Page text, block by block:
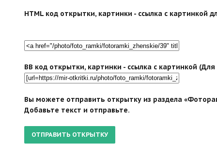
HTML код открытки, картинки - ссылка с картинкой
BB код открытки, картинки - ссылка с картинкой
Вы можете отправить открытку из раздела
Добавьте текст и отправьте.